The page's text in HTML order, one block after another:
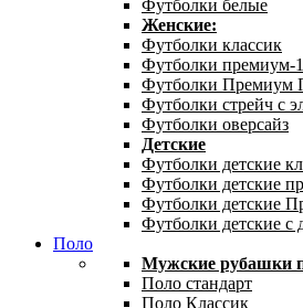
Футболки белые
Женские:
Футболки классик
Футболки премиум-
Футболки Премиум
Футболки стрейч с
Футболки оверсайз
Детские
Футболки детские
Футболки детские
Футболки детские
Футболки детские
Поло
Мужские рубашки
Поло стандарт
Поло Классик